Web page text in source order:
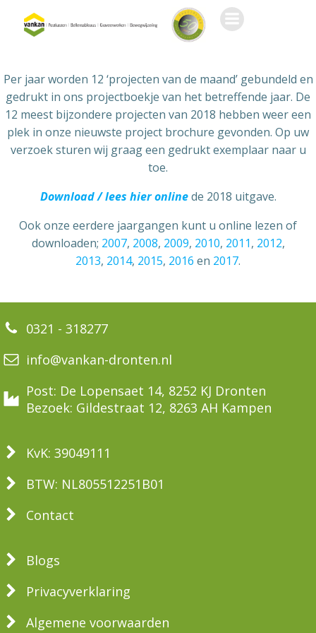
naar
Per jaar worden 12 ‘projecten van de maand’ gebundeld en
gedrukt in ons projectboekje van het betreffende jaar. De
12 meest bijzondere projecten van 2018 hebben weer een
plek in onze nieuwste project brochure gevonden. Op uw
verzoek sturen wij graag een gedrukt exemplaar naar u
toe.
Download / lees hier onlinede 2018 uitgave.
Ook onze eerdere jaargangen kunt u online lezen of
downloaden; 2007, 2008, 2009, 2010, 2011, 2012,
2013, 2014, 2015, 2016 en 2017.
0321 - 318277
info@vankan-dronten.nl
Post: De Lopensaet 14, 8252 KJ Dronten
Bezoek: Gildestraat 12, 8263 AH Kampen
KvK: 39049111
BTW: NL805512251B01
Contact
Blogs
Privacyverklaring
Algemene voorwaarden